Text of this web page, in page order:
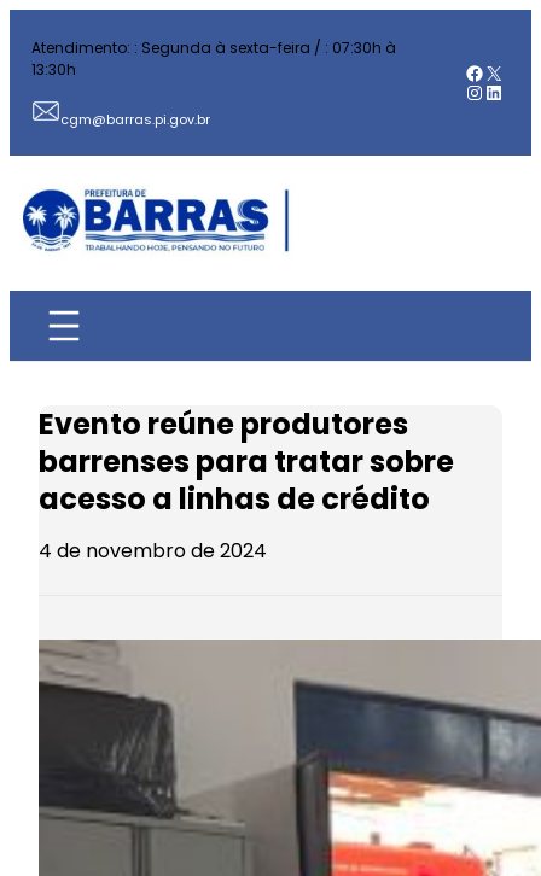
para
conteúdo
Atendimento: : Segunda à sexta-feira / : 07:30h à
13:30h
cgm@barras.pi.gov.br
X
Evento reúne produtores
barrenses para tratar sobre
acesso a linhas de crédito
4 de novembro de 2024